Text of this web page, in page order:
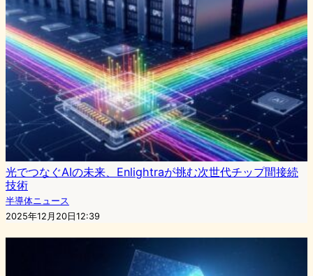
光でつなぐAIの未来、Enlightraが挑む次世代チップ間接続
技術
半導体ニュース
2025年12月20日12:39